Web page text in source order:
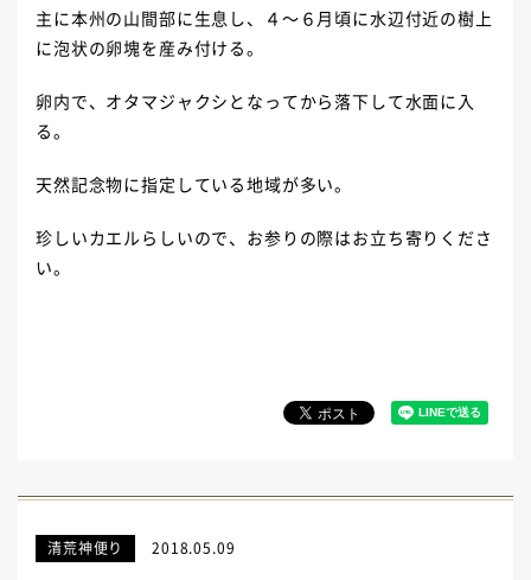
主に本州の山間部に生息し、４～６月頃に水辺付近の樹上
に泡状の卵塊を産み付ける。
卵内で、オタマジャクシとなってから落下して水面に入
る。
天然記念物に指定している地域が多い。
珍しいカエルらしいので、お参りの際はお立ち寄りくださ
い。
清荒神便り 2018.05.09